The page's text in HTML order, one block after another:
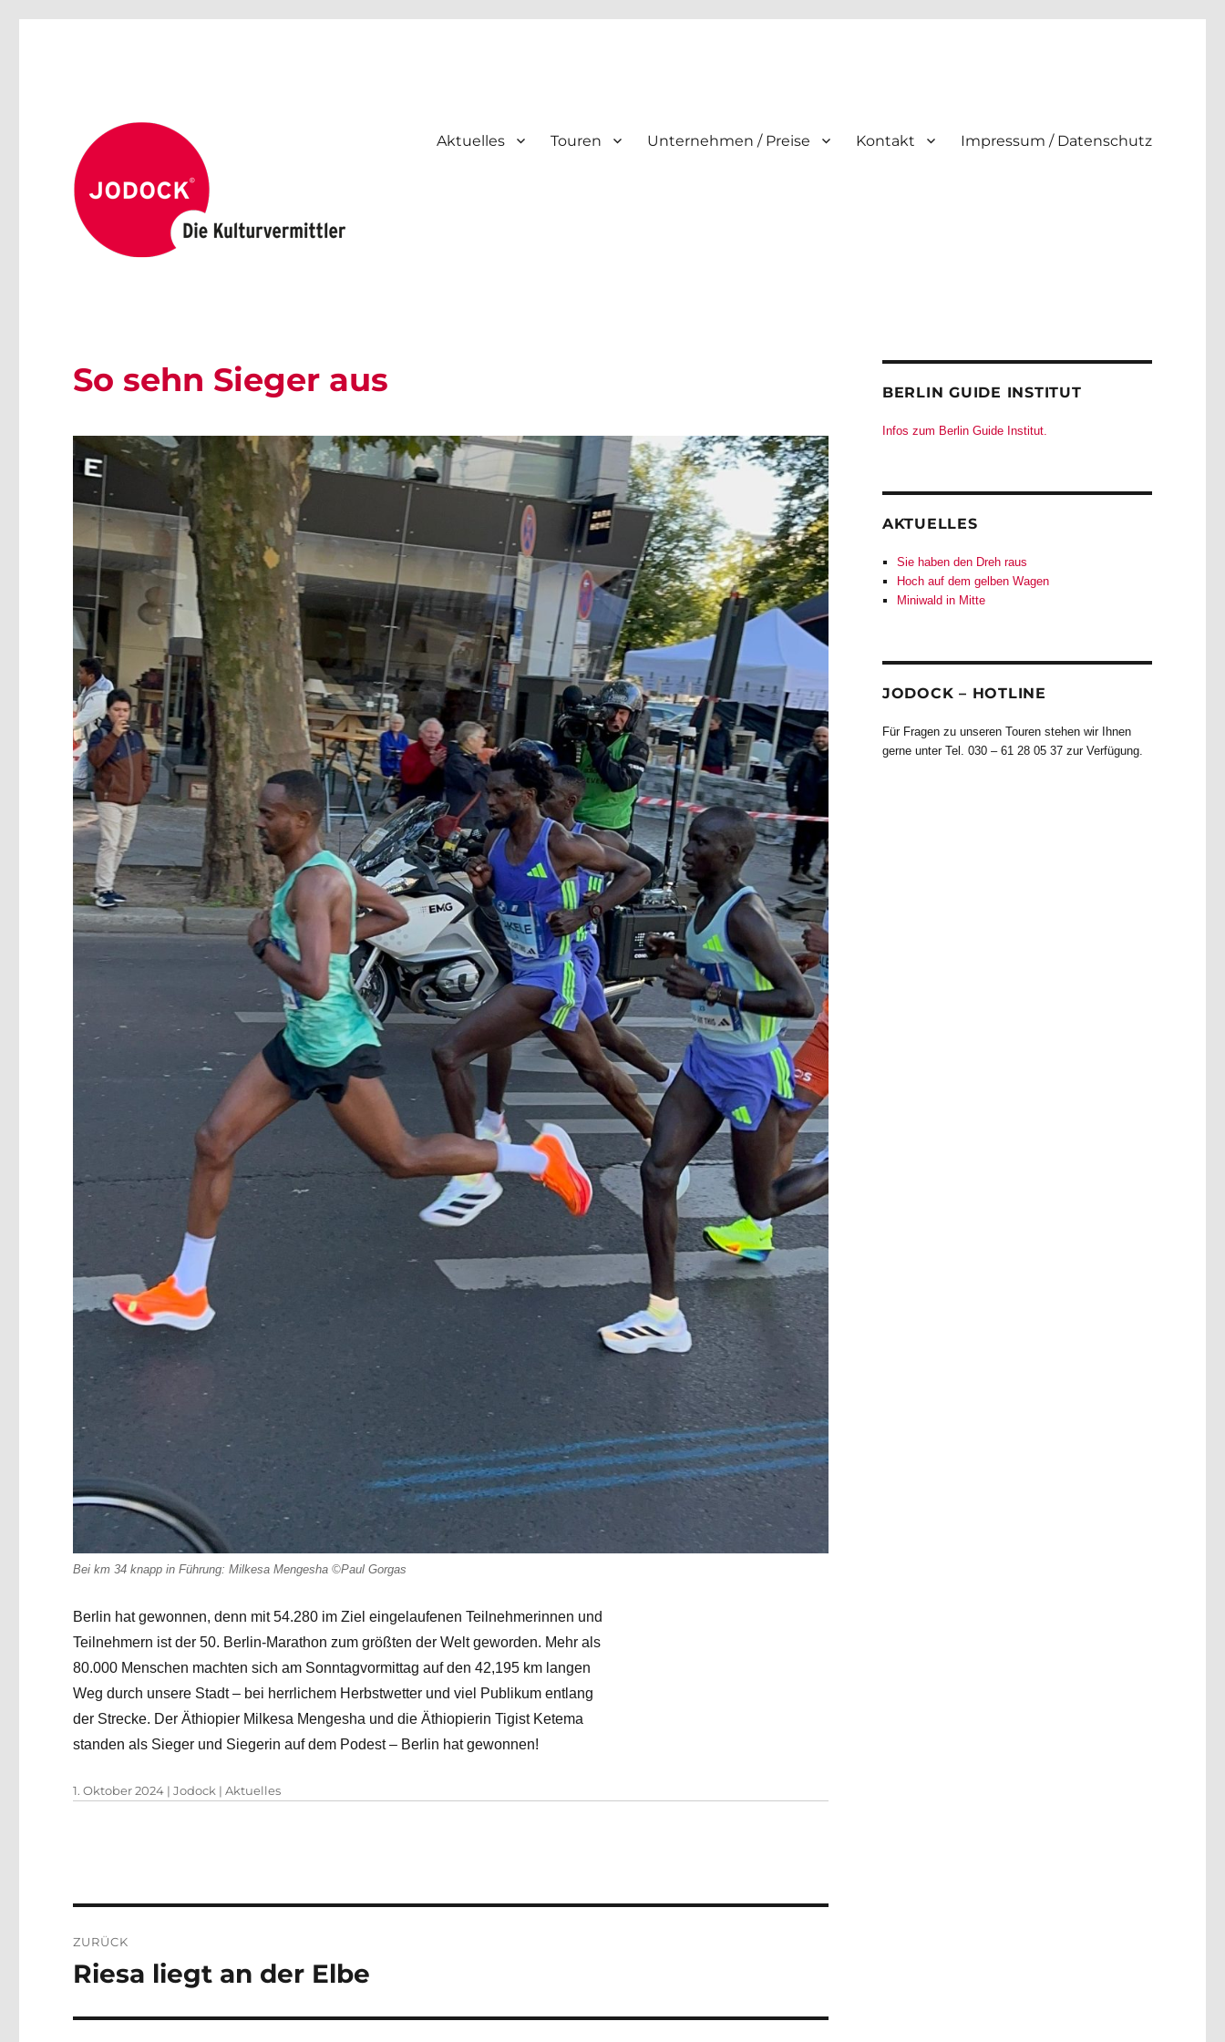
Aktuelles Touren Unternehmen / Preise Kontakt Impressum / Datenschutz
So sehn Sieger aus
Bei km 34 knapp in Führung: Milkesa Mengesha ©Paul Gorgas
Berlin hat gewonnen,denn mit 54.280 im Ziel eingelaufenen Teilnehmerinnen und
Teilnehmern ist der 50. Berlin-Marathon zum größten der Welt geworden. Mehr als
80.000 Menschen machten sich am Sonntagvormittag auf den 42,195 km langen
Weg durch unsere Stadt – bei herrlichem Herbstwetter und viel Publikum entlang
der Strecke. Der Äthiopier Milkesa Mengesha und die Äthiopierin Tigist Ketema
standen als Sieger und Siegerin auf dem Podest – Berlin hat gewonnen!
Veröffentlicht
1. Oktober 2024 |Autor
Jodock |Kategorien
Aktuelles
ZURÜCK
Vorheriger
Riesa liegt an der Elbe
BERLIN GUIDE INSTITUT
Infos zum Berlin Guide Institut.
AKTUELLES
Sie haben den Dreh raus
Hoch auf dem gelben Wagen
Miniwald in Mitte
JODOCK – HOTLINE
Für Fragen zu unseren Touren stehen wir Ihnen
gerne unter Tel. 030 – 61 28 05 37 zur Verfügung.